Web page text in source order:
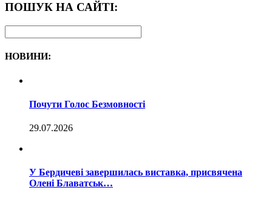
ПОШУК НА САЙТІ:
НОВИНИ:
Почути Голос Безмовності
29.07.2026
У Бердичеві завершилась виставка, присвячена
Олені Блаватськ…